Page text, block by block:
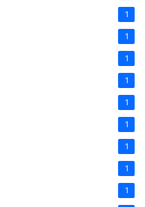
1
1
1
1
1
1
1
1
1